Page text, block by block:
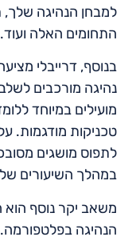
למבחן הנהיגה
התחומים האלה ועוד.
בנוסף, דרייבלי
נהיגה מורכבים
מועילים במיוחד
טכניקות מודגמות.
לתפוס מושגים
במהלך השיעורים
משאב יקר נוסף הוא
הנהיגה בפלטפורמה.